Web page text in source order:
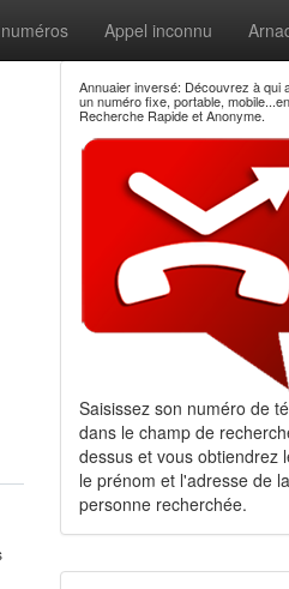
Appel inconnu
Annuaier inversé: Découvrez à qui
un numéro fixe, portable,
Recherche Rapide et Anonyme.
Saisissez son numéro de
dans le champ de
dessus et vous obtiendrez
le prénom et l'adresse de la
personne recherchée.